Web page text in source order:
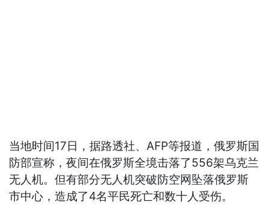
当地时间17日，据路透社、AFP等报道，俄罗斯国
防部宣称，夜间在俄罗斯全境击落了556架乌克兰
无人机。但有部分无人机突破防空网坠落俄罗斯
市中心，造成了4名平民死亡和数十人受伤。